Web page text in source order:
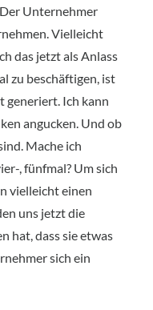
Unternehmer
Vielleicht
das jetzt als Anlass
zu beschäftigen, ist
generiert. Ich kann
angucken. Und ob
Mache ich
, fünfmal? Um sich
vielleicht einen
uns jetzt die
hat, dass sie etwas
sich ein